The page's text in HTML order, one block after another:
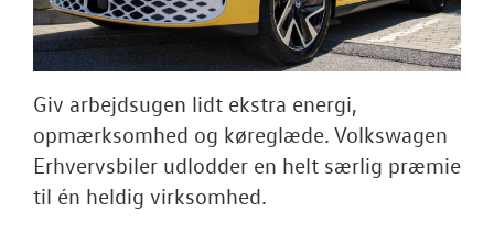
Tilmeld dig
Danmarks
OM OS
Giv arbejdsugen lidt ekstra energi,
opmærksomhed og køreglæde. Volkswagen
Erhvervsbiler udlodder en helt særlig præmie
til én heldig virksomhed.